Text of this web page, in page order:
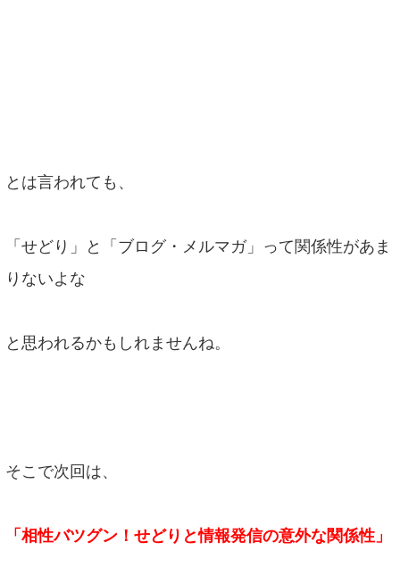
とは言われても、
「せどり」と「ブログ・メルマガ」って関係性があま
りないよな
と思われるかもしれませんね。
そこで次回は、
「相性バツグン！せどりと情報発信の意外な関係性」